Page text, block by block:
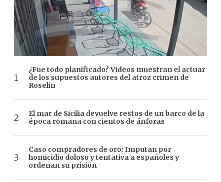
¿Fue todo planificado? Videos muestran el actuar
de los supuestos autores del atroz crimen de
Roselin
El mar de Sicilia devuelve restos de un barco de la
época romana con cientos de ánforas
Caso compradores de oro: Imputan por
homicidio doloso y tentativa a españoles y
ordenan su prisión